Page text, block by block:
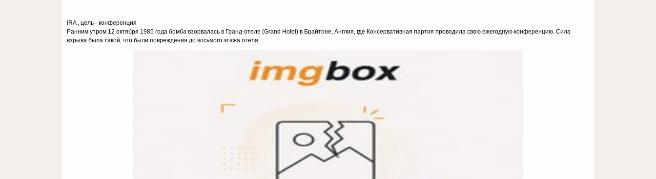
IRA , цель - конференция
Ранним утром 12 октября 1985 года бомба взорвалась в Гранд-отеле (Grand Hotel) в Брайтоне, Англия, где Консервативная партия проводила свою ежегодную конференцию. Сила
взрыва была такой, что были повреждения до восьмого этажа отеля.